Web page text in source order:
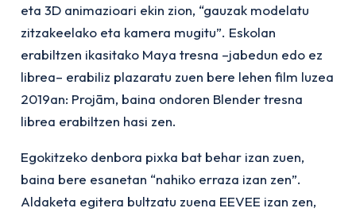
eta 3D animazioari ekin zion, “gauzak modelatu
zitzakeelako eta kamera mugitu”. Eskolan
erabiltzen ikasitako Maya tresna –jabedun edo ez
librea– erabiliz plazaratu zuen bere lehen film luzea
2019an: Projām, baina ondoren Blender tresna
librea erabiltzen hasi zen.
Egokitzeko denbora pixka bat behar izan zuen,
baina bere esanetan “nahiko erraza izan zen”.
Aldaketa egitera bultzatu zuena EEVEE izan zen,